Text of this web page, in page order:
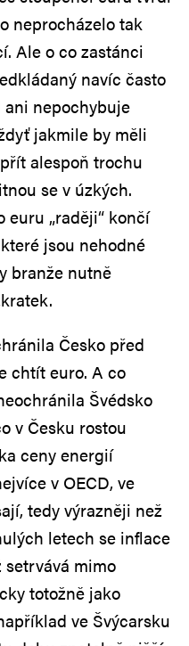
neprocházelo tak
Ale o co zastánci
navíc často
ani nepochybuje
jakmile by měli
alespoň trochu
se v úzkých.
euru „raději“ končí
jsou nehodné
branže nutně
Česko před
chtít euro. A co
Švédsko
v Česku rostou
ceny energií
v OECD, ve
tedy výrazněji než
letech se inflace
setrvává mimo
totožně jako
ve Švýcarsku